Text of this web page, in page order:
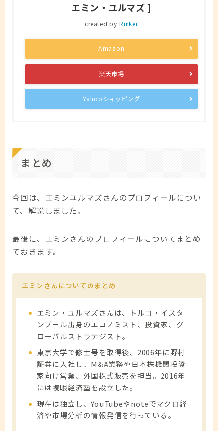
エミン・ユルマズ ]
created by Rinker
Amazon
楽天市場
Yahooショッピング
まとめ
今回は、エミンユルマズさんのプロフィールについ
て、解説しました。
最後に、エミンさんのプロフィールについてまとめ
ておきます。
エミンさんについてのまとめ
エミン・ユルマズさんは、トルコ・イスタ
ンブール出身のエコノミスト、投資家、グ
ローバルストラテジスト。
東京大学で修士号を取得後、2006年に野村
証券に入社し、M&A業務や日本株機関投資
家向け営業、外国株式販売を担当。2016年
には複眼経済塾を設立した。
現在は独立し、YouTubeやnoteでマクロ経
済や市場分析の情報発信を行っている。